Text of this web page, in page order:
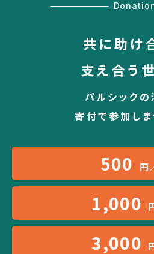
共に助け
支え合う
パルシックの
寄付で参加しま
500 円
1,000
3,000